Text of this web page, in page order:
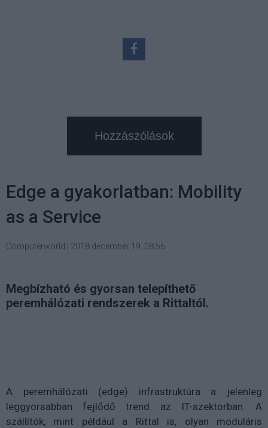
Hozzászólások
Edge a gyakorlatban: Mobility
as a Service
Computerworld 2018 december 19. 08:56
Megbízható és gyorsan telepíthető
peremhálózati rendszerek a Rittaltól.
A peremhálózati (edge) infrastruktúra a jelenleg
leggyorsabban fejlődő trend az IT-szektorban. A
szállítók, mint például a Rittal is, olyan moduláris